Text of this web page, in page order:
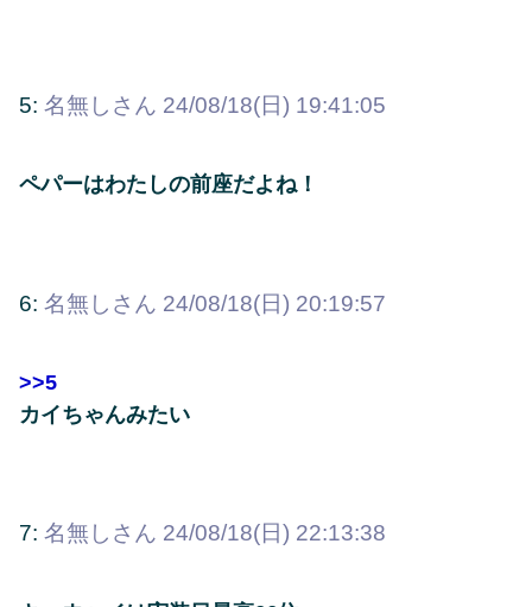
5: 名無しさん 24/08/18(日) 19:41:05
ペパーはわたしの前座だよね！
6: 名無しさん 24/08/18(日) 20:19:57
>>5
カイちゃんみたい
7: 名無しさん 24/08/18(日) 22:13:38